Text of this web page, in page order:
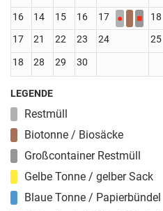
16 14 15 16 17 ● ■ 18
17
21 22 23 24 25
18 28 29 30
LEGENDE
Restmüll
Biotonne / Biosäcke
Großcontainer Restmüll
Gelbe Tonne / gelber Sack
Blaue Tonne / Papierbündel